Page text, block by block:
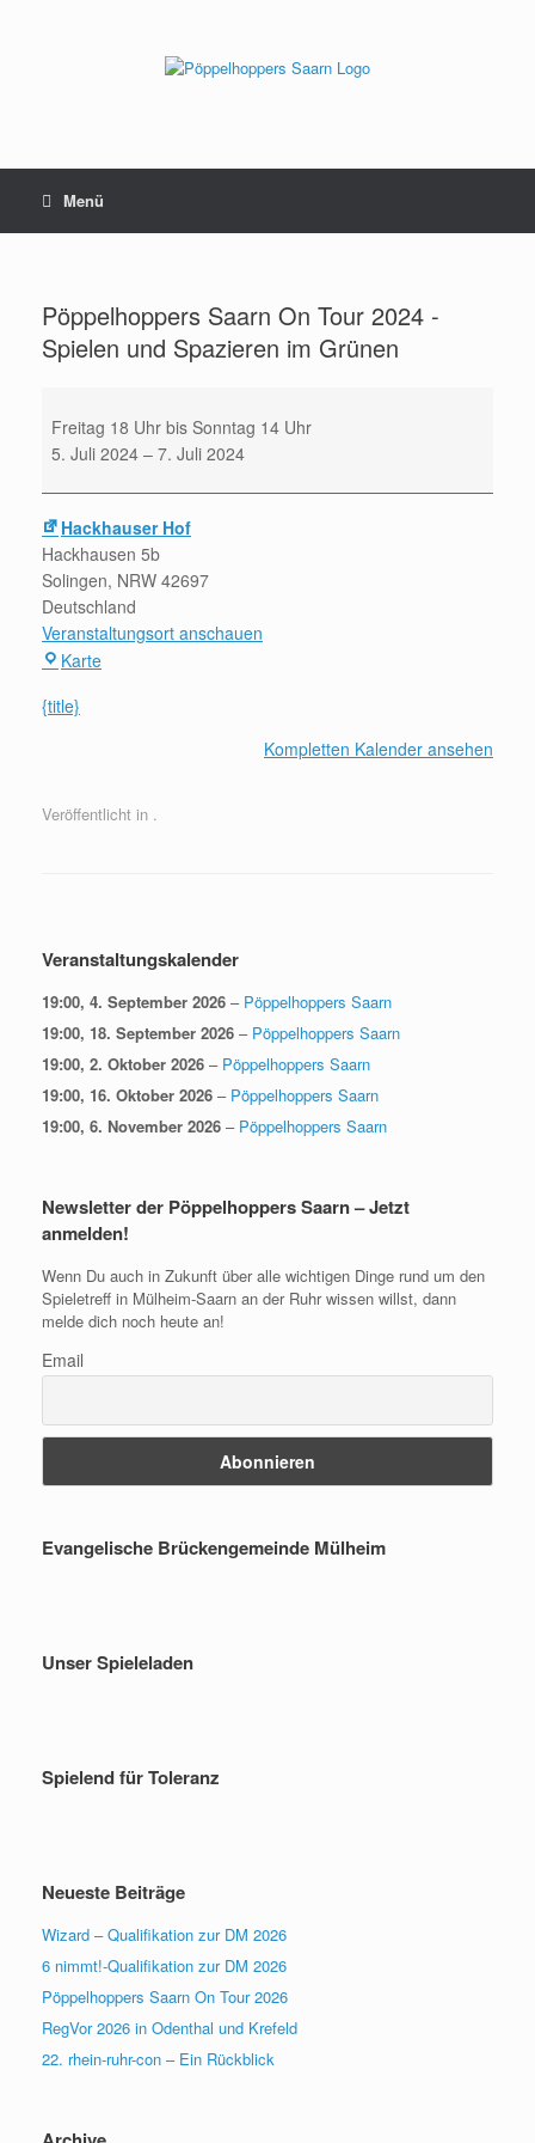
Menü
Pöppelhoppers Saarn On Tour 2024 -
Spielen und Spazieren im Grünen
Saarn
On
-
Spielen
und
Spazieren
im
Grünen
Freitag 18 Uhr bis Sonntag 14 Uhr
5. Juli 2024 – 7. Juli 2024
Hackhauser Hof
Hackhausen 5b
Solingen, NRW 42697
Deutschland
Veranstaltungsort anschauen
KarteHackhauser
{title}
Kompletten Kalender ansehen
Veröffentlicht in .
Veranstaltungskalender
19:00, 4. September 2026 – Pöppelhoppers Saarn
19:00, 18. September 2026 – Pöppelhoppers Saarn
19:00, 2. Oktober 2026 – Pöppelhoppers Saarn
19:00, 16. Oktober 2026 – Pöppelhoppers Saarn
19:00, 6. November 2026 – Pöppelhoppers Saarn
Newsletter der Pöppelhoppers Saarn – Jetzt
anmelden!
Wenn Du auch in Zukunft über alle wichtigen Dinge rund um den
Spieletreff in Mülheim-Saarn an der Ruhr wissen willst, dann
melde dich noch heute an!
Email
Evangelische Brückengemeinde Mülheim
Unser Spieleladen
Spielend für Toleranz
Neueste Beiträge
Wizard – Qualifikation zur DM 2026
6 nimmt!-Qualifikation zur DM 2026
Pöppelhoppers Saarn On Tour 2026
RegVor 2026 in Odenthal und Krefeld
22. rhein-ruhr-con – Ein Rückblick